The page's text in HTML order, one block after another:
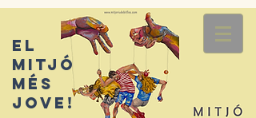
El
mitjó
més
jove!